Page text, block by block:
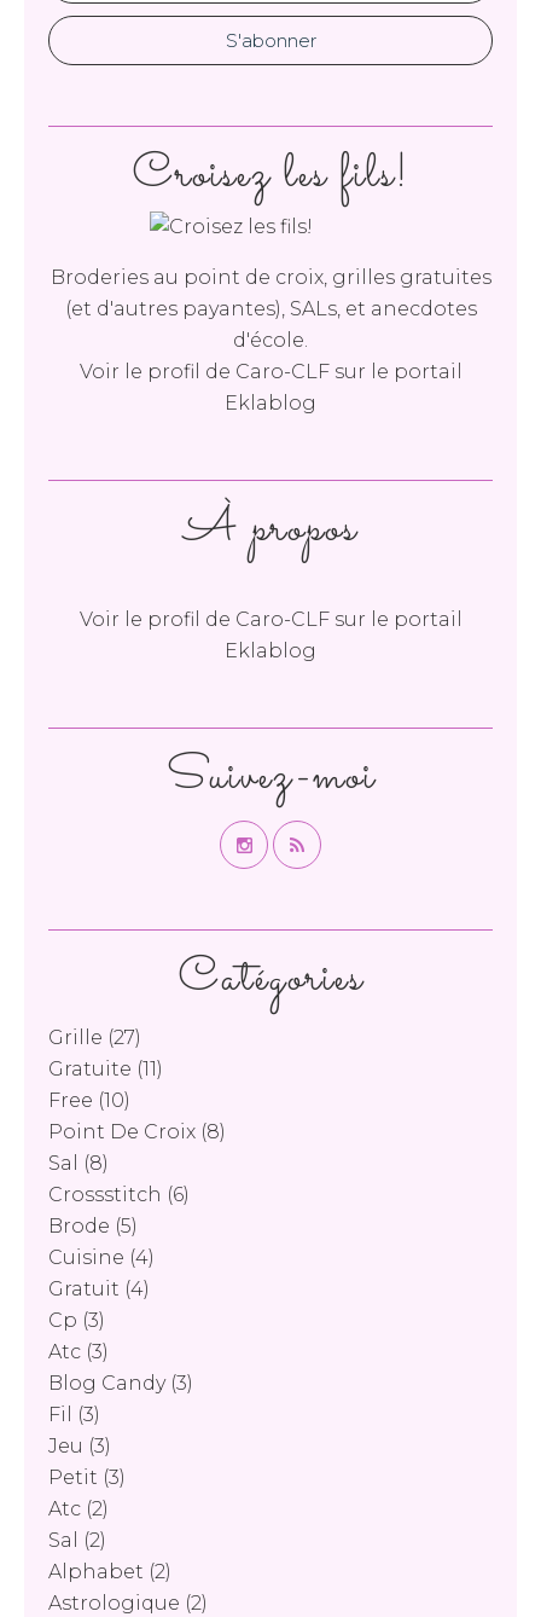
Catégories
Grille (27)
Gratuite (11)
Free (10)
Point De Croix (8)
Sal
(8)
Crossstitch (6)
Brode (5)
Cuisine (4)
Gratuit (4)
Cp (3)
Atc (3)
Blog Candy(3)
Fil
(3)
Jeu (3)
Petit (3)
Atc (2)
Sal
(2)
Alphabet (2)
Astrologique (2)
Croisez les fils!
Broderies au point de croix, grilles gratuites
(et d'autres payantes), SALs, et anecdotes
d'école.
Voir le profil de Caro-CLFsur le portail
Eklablog
Suivez-moi
À propos
Voir le profil de Caro-CLFsur le portail
Eklablog